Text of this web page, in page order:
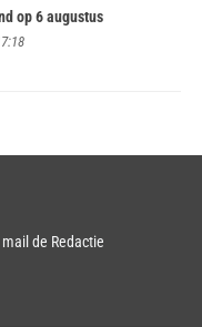
op 6 augustus
mail de Redactie